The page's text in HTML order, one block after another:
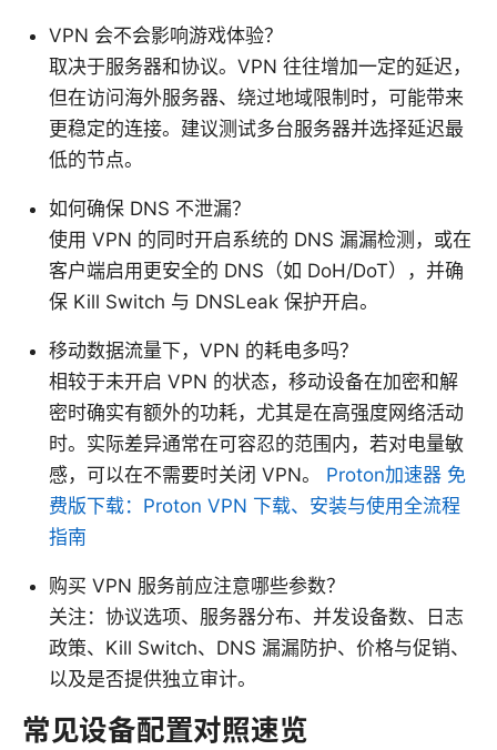
VPN 会不会影响游戏体验？
取决于服务器和协议。VPN 往往增加一定的延迟，
但在访问海外服务器、绕过地域限制时，可能带来
更稳定的连接。建议测试多台服务器并选择延迟最
低的节点。
如何确保 DNS 不泄漏？
使用 VPN 的同时开启系统的 DNS 漏漏检测，或在
客户端启用更安全的 DNS（如 DoH/DoT），并确
保 Kill Switch 与 DNSLeak 保护开启。
移动数据流量下，VPN 的耗电多吗？
相较于未开启 VPN 的状态，移动设备在加密和解
密时确实有额外的功耗，尤其是在高强度网络活动
时。实际差异通常在可容忍的范围内，若对电量敏
感，可以在不需要时关闭 VPN。 Proton加速器 免
费版下载：Proton VPN 下载、安装与使用全流程
指南
购买 VPN 服务前应注意哪些参数？
关注：协议选项、服务器分布、并发设备数、日志
政策、Kill Switch、DNS 漏漏防护、价格与促销、
以及是否提供独立审计。
常见设备配置对照速览